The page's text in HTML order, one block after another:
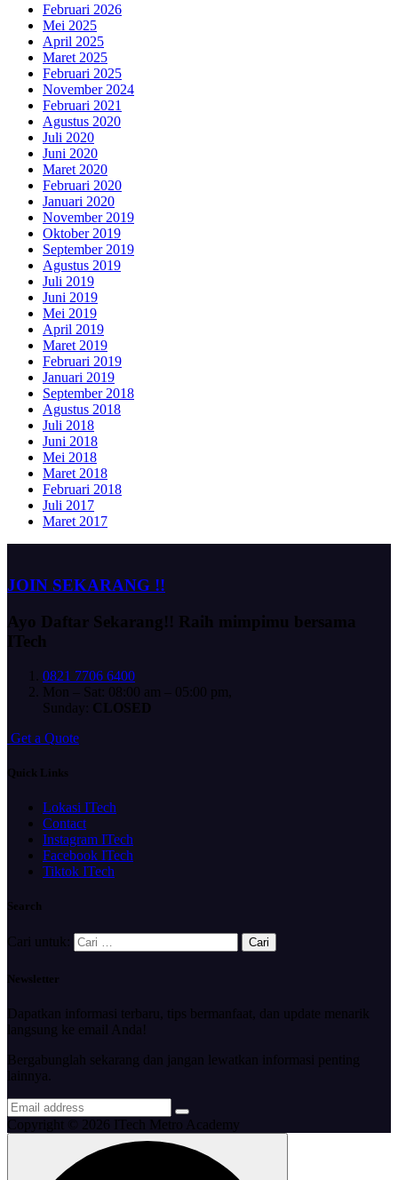
Februari 2026
Mei 2025
April 2025
Maret 2025
Februari 2025
November 2024
Februari 2021
Agustus 2020
Juli 2020
Juni 2020
Maret 2020
Februari 2020
Januari 2020
November 2019
Oktober 2019
September 2019
Agustus 2019
Juli 2019
Juni 2019
Mei 2019
April 2019
Maret 2019
Februari 2019
Januari 2019
September 2018
Agustus 2018
Juli 2018
Juni 2018
Mei 2018
Maret 2018
Februari 2018
Juli 2017
Maret 2017
JOIN SEKARANG !!
Ayo Daftar Sekarang!! Raih mimpimu bersama
ITech
0821 7706 6400
Mon – Sat: 08:00 am – 05:00 pm,
Sunday: CLOSED
Get a Quote
Quick Links
Lokasi ITech
Contact
Instagram ITech
Facebook ITech
Tiktok ITech
Search
Cari untuk:
Newsletter
Dapatkan informasi terbaru, tips bermanfaat, dan update menarik
langsung ke email Anda!
Bergabunglah sekarang dan jangan lewatkan informasi penting
lainnya.
Copyright © 2026 ITech Metro Academy